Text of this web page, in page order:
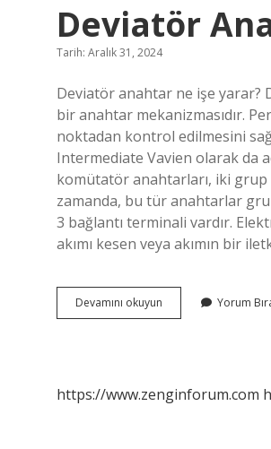
Deviatör
Tarih: Aralık 31, 2024
Deviatör anahtar ne işe yarar?
bir anahtar mekanizmasıdır.
noktadan kontrol edilmesini
Intermediate Vavien olarak da
komütatör anahtarları, iki grup
zamanda, bu tür anahtarlar
3 bağlantı terminali vardır.
akımı kesen veya akımın bir
Devamını okuyun Deviatör
Anahtar
Yorum
https://www.zenginforum.com